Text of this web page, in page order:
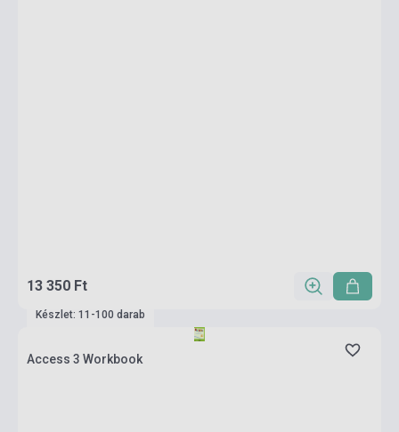
13 350 Ft
Készlet: 11-100 darab
Access 3 Workbook